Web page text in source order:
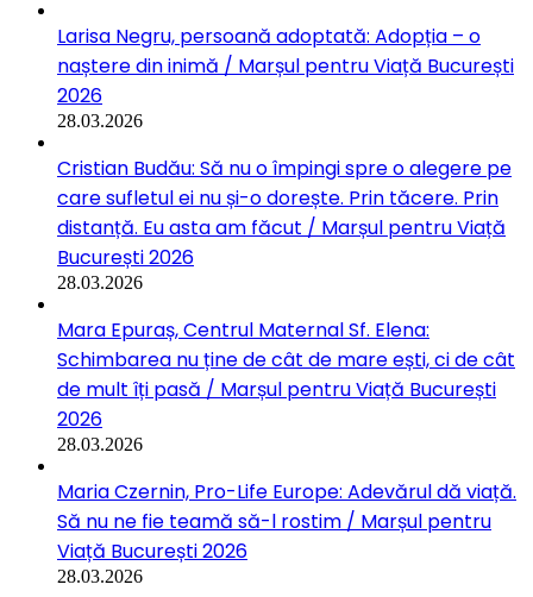
Larisa Negru, persoană adoptată: Adopția – o
naștere din inimă / Marșul pentru Viață București
2026
28.03.2026
Cristian Budău: Să nu o împingi spre o alegere pe
care sufletul ei nu și-o dorește. Prin tăcere. Prin
distanță. Eu asta am făcut / Marșul pentru Viață
București 2026
28.03.2026
Mara Epuraș, Centrul Maternal Sf. Elena:
Schimbarea nu ține de cât de mare ești, ci de cât
de mult îți pasă / Marșul pentru Viață București
2026
28.03.2026
Maria Czernin, Pro-Life Europe: Adevărul dă viață.
Să nu ne fie teamă să-l rostim / Marșul pentru
Viață București 2026
28.03.2026